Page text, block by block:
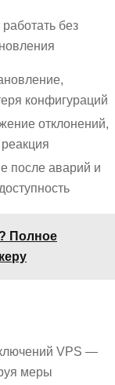
без
конфигураций
отклонений,
после аварий и
Полное
VPS —
меры